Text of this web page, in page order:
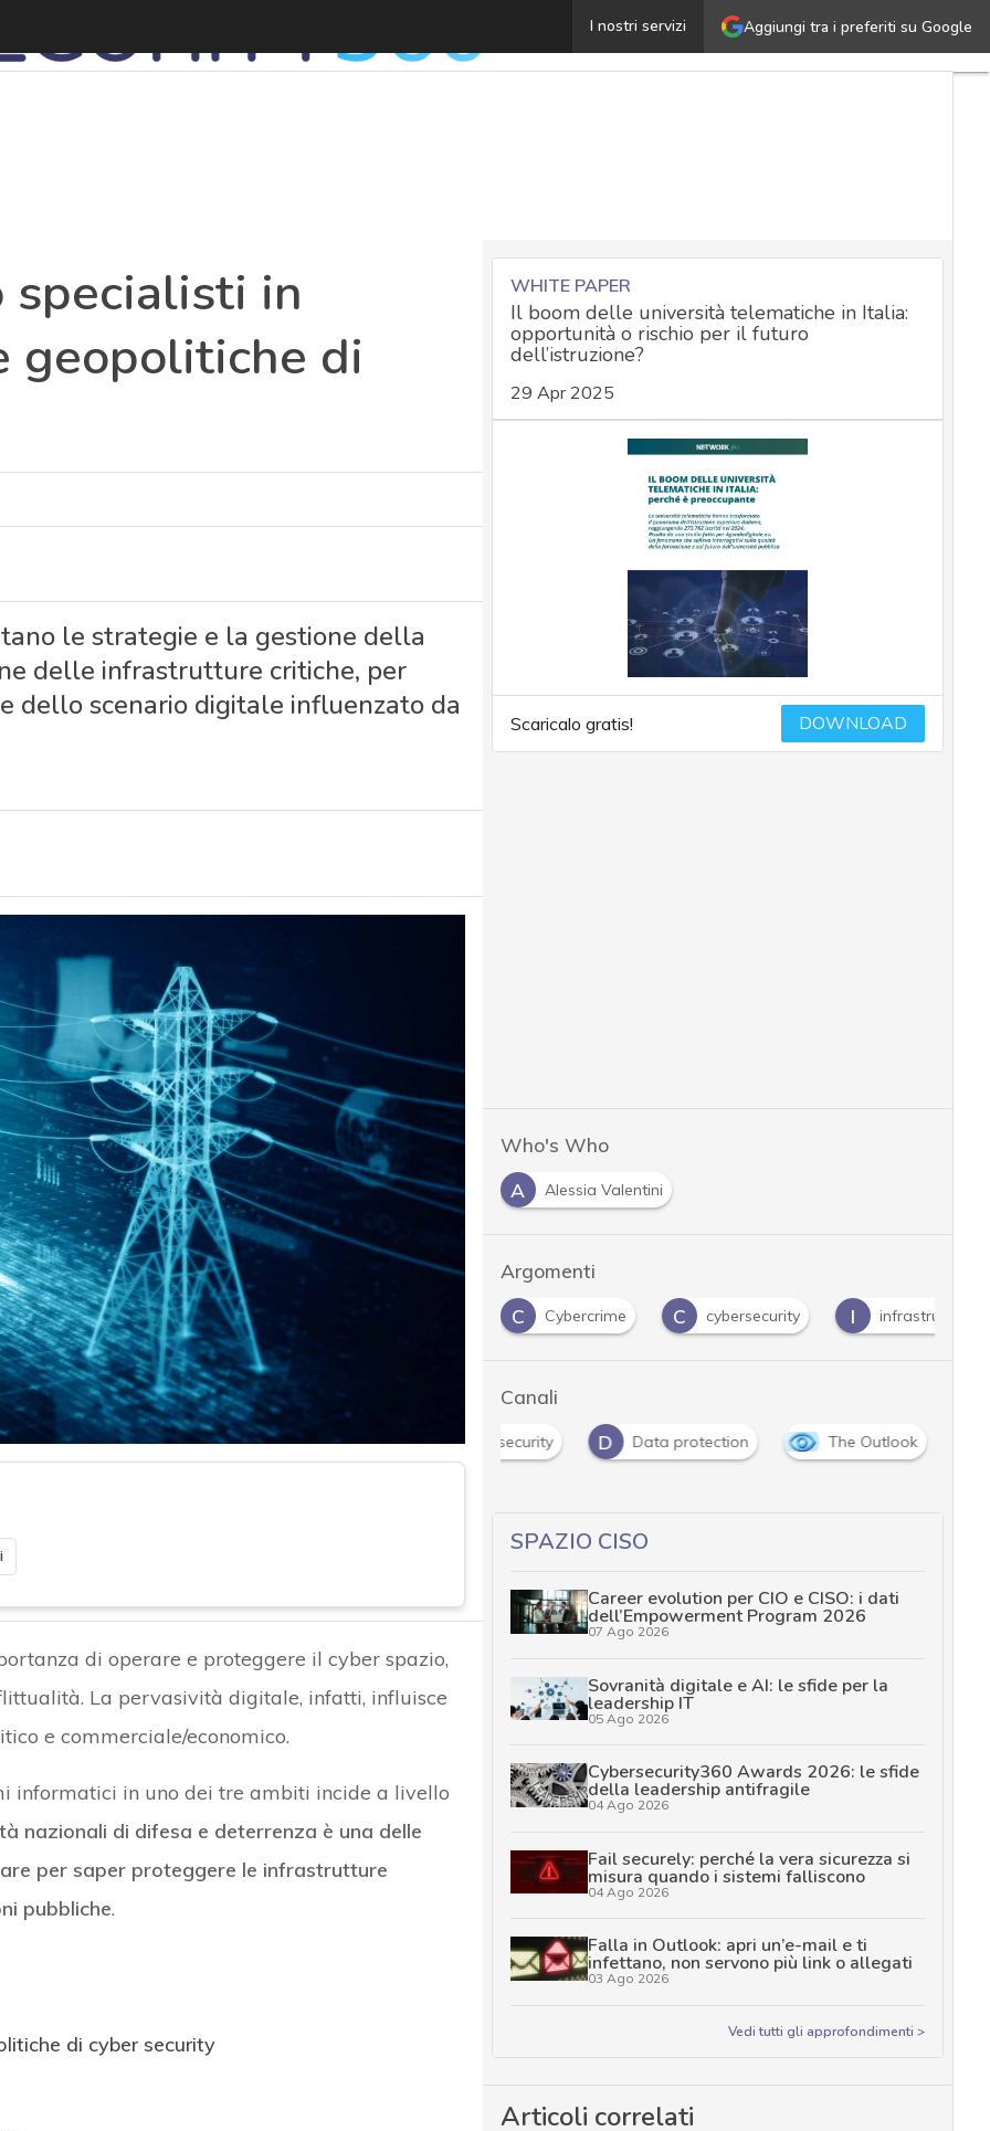
Aggiungi tra i preferiti su Google
I nostri servizi
I Master che creano specialisti in strategie tecniche e
specialisti in
geopolitiche di
le strategie e la gestione della
delle infrastrutture critiche, per
dello scenario digitale influenzato da
di operare e proteggere il cyber spazio,
La pervasività digitale, infatti, influisce
e commerciale/economico.
informatici in uno dei tre ambiti incide a livello
nazionali di difesa e deterrenza è una delle
per saper proteggere le infrastrutture
pubbliche.
di cyber security
WHITE PAPER
Il boom delle università telematiche in Italia:
opportunità o rischio per il futuro
dell’istruzione?
29 Apr 2025
Scaricalo gratis! DOWNLOAD
Who's Who
A
Alessia Valentini
Argomenti
B
Big Data C Cloud C Cybercrime C cybersecurity I infrastrutture
Canali
Corsi cybersecurity C Cybersecurity D Data protection The Outlook
SPAZIO CISO
Career evolution per CIO e CISO: i dati
dell’Empowerment Program 2026
07 Ago 2026
Sovranità digitale e AI: le sfide per la
leadership IT
05 Ago 2026
Cybersecurity360 Awards 2026: le sfide
della leadership antifragile
04 Ago 2026
Fail securely: perché la vera sicurezza si
misura quando i sistemi falliscono
04 Ago 2026
Falla in Outlook: apri un’e-mail e ti
infettano, non servono più link o allegati
03 Ago 2026
Vedi tutti gli approfondimenti >
Articoli correlati